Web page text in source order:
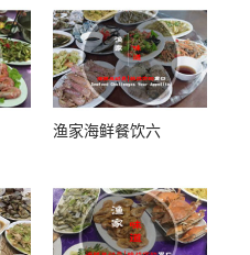
渔家海鲜餐饮六